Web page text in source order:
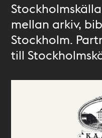
mellan arkiv,
Stockholm.
till